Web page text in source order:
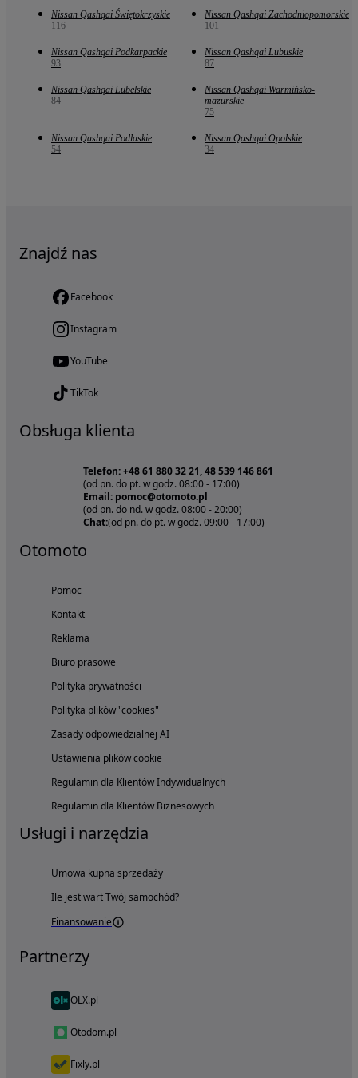
Nissan Qashqai Świętokrzyskie
116
Nissan Qashqai Zachodniopomorskie
101
Nissan Qashqai Podkarpackie
93
Nissan Qashqai Lubuskie
87
Nissan Qashqai Lubelskie
84
Nissan Qashqai Warmińsko-
mazurskie
75
Nissan Qashqai Podlaskie
54
Nissan Qashqai Opolskie
34
Znajdź nas
Facebook
Instagram
YouTube
TikTok
Obsługa klienta
Telefon: +48 61 880 32 21, 48 539 146 861
(od pn. do pt. w godz. 08:00 - 17:00)
Email: pomoc@otomoto.pl
(od pn. do nd. w godz. 08:00 - 20:00)
Chat:(od pn. do pt. w godz. 09:00 - 17:00)
Otomoto
Pomoc
Kontakt
Reklama
Biuro prasowe
Polityka prywatności
Polityka plików "cookies"
Zasady odpowiedzialnej AI
Ustawienia plików cookie
Regulamin dla Klientów Indywidualnych
Regulamin dla Klientów Biznesowych
Usługi i narzędzia
Umowa kupna sprzedaży
Ile jest wart Twój samochód?
Finansowanie
Partnerzy
OLX.pl
Otodom.pl
Fixly.pl